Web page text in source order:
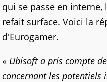
qui se passe en
refait surface. Voici la
d'Eurogamer.
« Ubisoft a pris compte
concernant les potentiels